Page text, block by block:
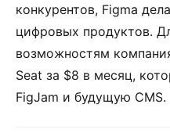
конкурентов, Figma
цифровых продуктов.
возможностям
Seat за $8 в месяц,
FigJam и будущую CMS.